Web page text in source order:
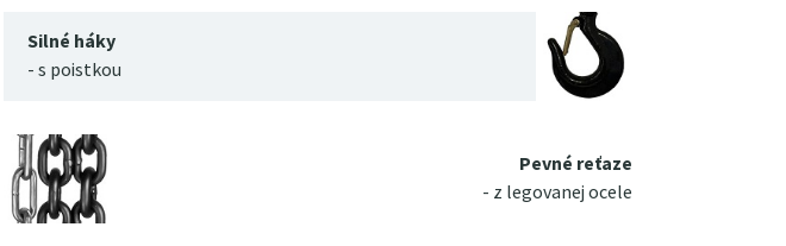
Silné háky
- s poistkou
Pevné reťaze
- z legovanej ocele